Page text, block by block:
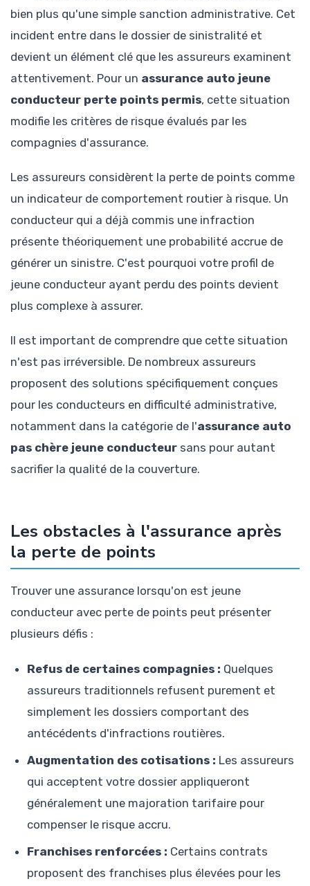
bien plus qu'une simple sanction administrative. Cet
incident entre dans le dossier de sinistralité et
devient un élément clé que les assureurs examinent
attentivement. Pour un assurance auto jeune
conducteur perte points permis, cette situation
modifie les critères de risque évalués par les
compagnies d'assurance.
Les assureurs considèrent la perte de points comme
un indicateur de comportement routier à risque. Un
conducteur qui a déjà commis une infraction
présente théoriquement une probabilité accrue de
générer un sinistre. C'est pourquoi votre profil de
jeune conducteur ayant perdu des points devient
plus complexe à assurer.
Il est important de comprendre que cette situation
n'est pas irréversible. De nombreux assureurs
proposent des solutions spécifiquement conçues
pour les conducteurs en difficulté administrative,
notamment dans la catégorie de l'assurance auto
pas chère jeune conducteur sans pour autant
sacrifier la qualité de la couverture.
Les obstacles à l'assurance après
la perte de points
Trouver une assurance lorsqu'on est jeune
conducteur avec perte de points peut présenter
plusieurs défis :
Refus de certaines compagnies : Quelques
assureurs traditionnels refusent purement et
simplement les dossiers comportant des
antécédents d'infractions routières.
Augmentation des cotisations : Les assureurs
qui acceptent votre dossier appliqueront
généralement une majoration tarifaire pour
compenser le risque accru.
Franchises renforcées : Certains contrats
proposent des franchises plus élevées pour les